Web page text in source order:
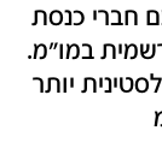
חברי כנסת
במו"מ.
יותר